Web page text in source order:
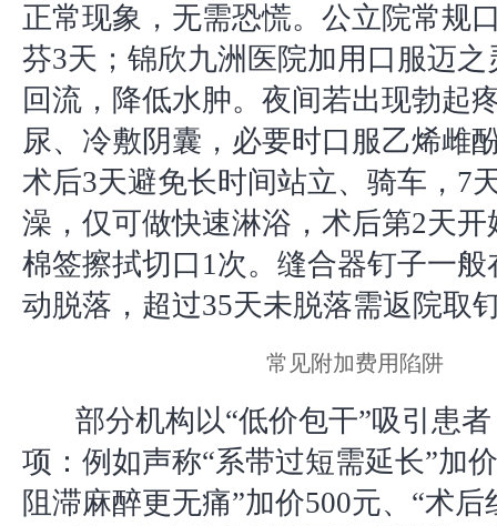
正常现象，无需恐慌。公立院常规
芬3天；锦欣九洲医院加用口服迈
回流，降低水肿。夜间若出现勃起
尿、冷敷阴囊，必要时口服乙烯雌
术后3天避免长时间站立、骑车，7
澡，仅可做快速淋浴，术后第2天
棉签擦拭切口1次。缝合器钉子一
动脱落，超过35天未脱落需返院取
常见附加费用陷阱
部分机构以“低价包干”吸引患
项：例如声称“系带过短需延长”加
阻滞麻醉更无痛”加价500元、“术后